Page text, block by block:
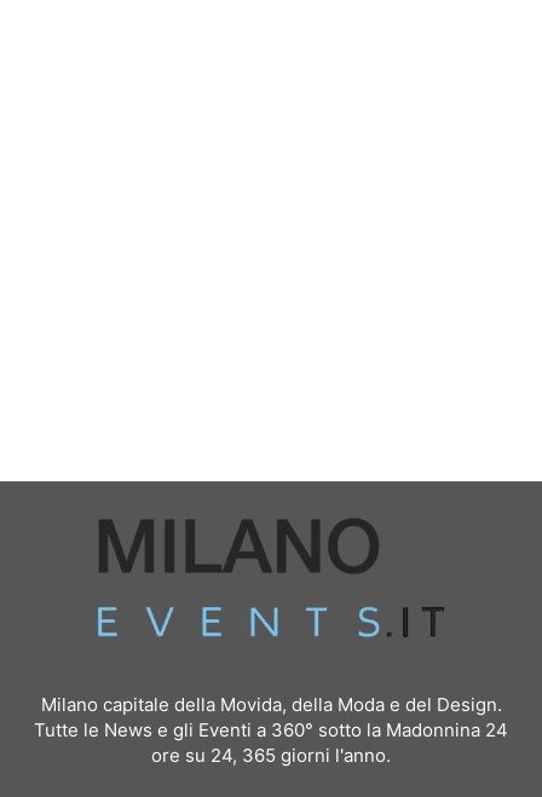
Milano capitale della Movida, della Moda e del Design.
Tutte le News e gli Eventi a 360° sotto la Madonnina 24
ore su 24, 365 giorni l'anno.